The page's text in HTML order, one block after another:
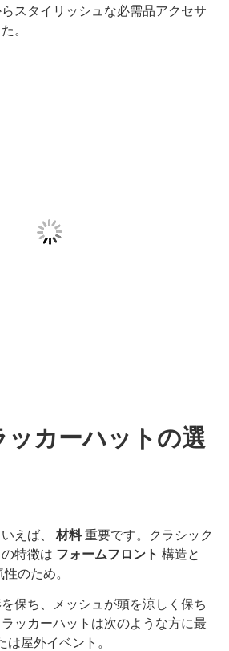
スタイリッシュな必需品アクセサ
。
ッカーハットの選
えば、 材料重要です。クラシック
特徴は フォームフロント 構造と
のため。
保ち、メッシュが頭を涼しく保ち
ッカーハットは次のような方に最
は屋外イベント。